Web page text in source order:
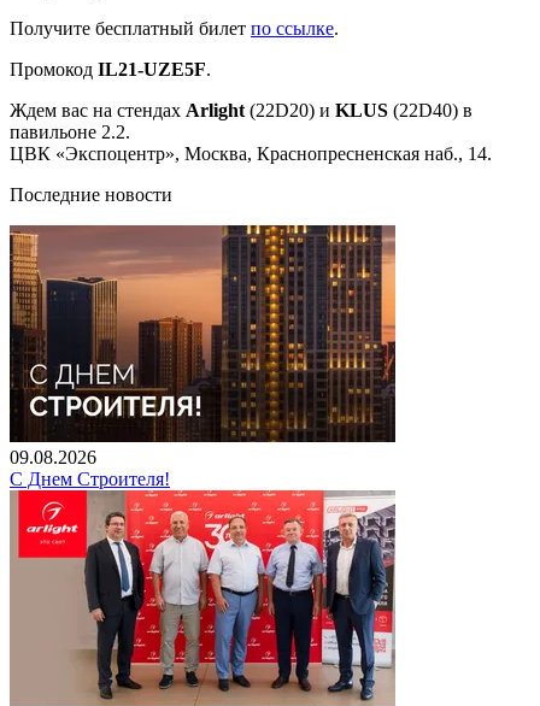
Получите бесплатный билет по ссылке.
Промокод IL21-UZE5F.
Ждем вас на стендах Arlight (22D20) и KLUS (22D40) в
павильоне 2.2.
ЦВК «Экспоцентр», Москва, Краснопресненская наб., 14.
Последние новости
09.08.2026
С Днем Строителя!